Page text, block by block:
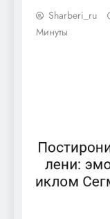
Sharberi_ru
Минуты